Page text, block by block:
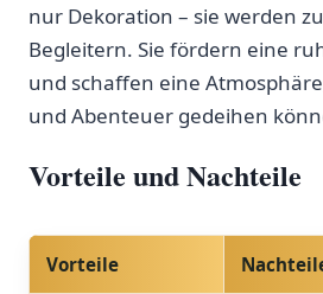
nur‌ Dekoration – ⁢sie werden
Begleitern. Sie fördern eine
und schaffen eine
und Abenteuer gedeihen
Vorteile und Nachteile
Vorteile